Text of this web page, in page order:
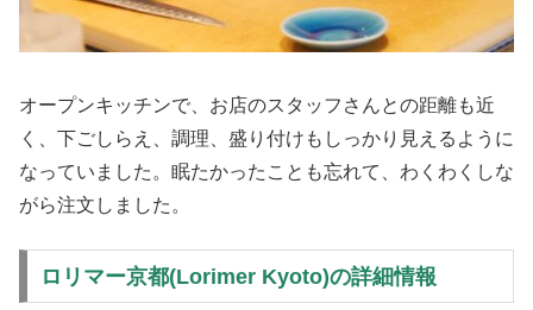
オープンキッチンで、お店のスタッフさんとの距離も近
く、下ごしらえ、調理、盛り付けもしっかり見えるように
なっていました。眠たかったことも忘れて、わくわくしな
がら注文しました。
ロリマー京都(Lorimer Kyoto)の詳細情報